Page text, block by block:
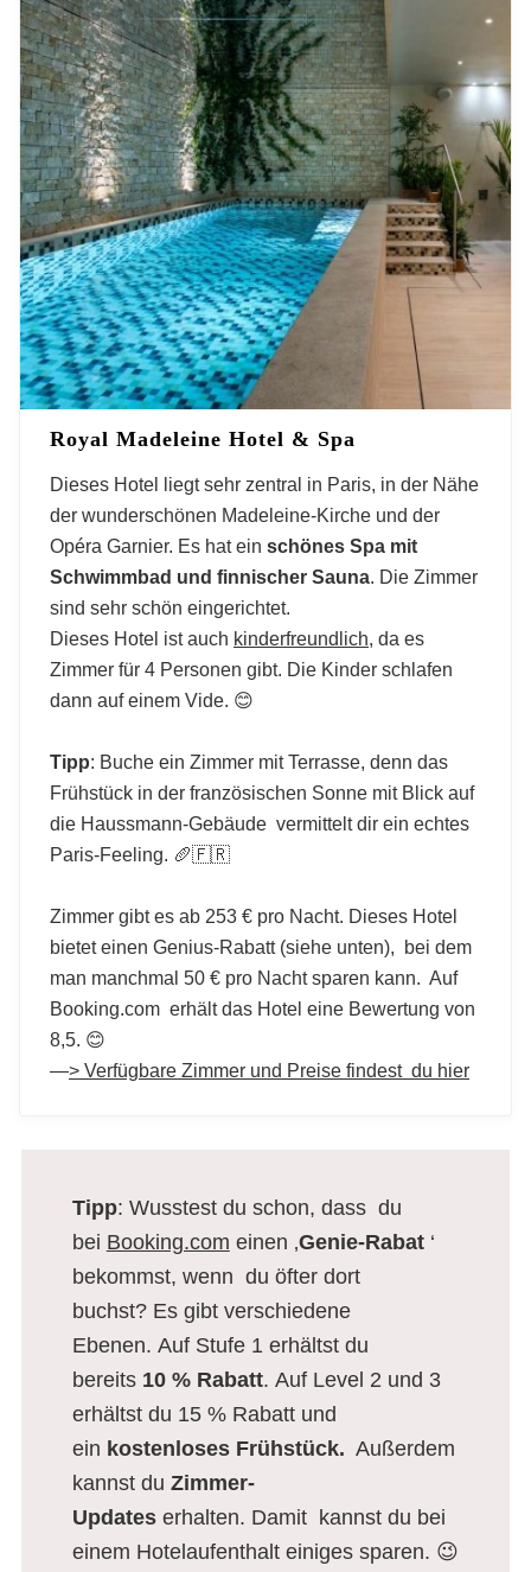
Royal Madeleine Hotel & Spa
Dieses Hotel liegt sehr zentral in Paris, in der Nähe
der wunderschönen Madeleine-Kirche und der
Opéra Garnier. Es hat ein schönes Spa mit
Schwimmbad und finnischer Sauna. Die Zimmer
sind sehr schön eingerichtet.
Dieses Hotel ist auch kinderfreundlich, da es
Zimmer für 4 Personen gibt. Die Kinder schlafen
dann auf einem Vide. 😊
Tipp: Buche ein Zimmer mit Terrasse, denn das
Frühstück in der französischen Sonne mit Blick auf
die Haussmann-Gebäude vermittelt dir ein echtes
Paris-Feeling. 🥖🇫🇷
Zimmer gibt es ab 253 € pro Nacht. Dieses Hotel
bietet einen Genius-Rabatt (siehe unten), bei dem
man manchmal 50 € pro Nacht sparen kann. Auf
Booking.com erhält das Hotel eine Bewertung von
8,5. 😊
—> Verfügbare Zimmer und Preise findest du hier
Tipp: Wusstest du schon, dass du
bei Booking.com einen ‚Genie-Rabat‘
bekommst, wenn du öfter dort
buchst? Es gibt verschiedene
Ebenen. Auf Stufe 1 erhältst du
bereits 10 % Rabatt. Auf Level 2 und 3
erhältst du 15 % Rabatt und
ein kostenloses Frühstück. Außerdem
kannst du Zimmer-
Updateserhalten. Damit kannst du bei
einem Hotelaufenthalt einiges sparen. 😉